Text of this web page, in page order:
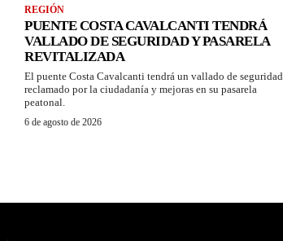
REGIÓN
PUENTE COSTA CAVALCANTI TENDRÁ
VALLADO DE SEGURIDAD Y PASARELA
REVITALIZADA
El puente Costa Cavalcanti tendrá un vallado de seguridad
reclamado por la ciudadanía y mejoras en su pasarela
peatonal.
6 de agosto de 2026